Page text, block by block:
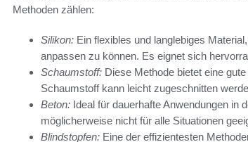
Methoden zählen:
Silikon: Ein flexibles und langlebiges
anpassen zu können. Es eignet sich
Schaumstoff: Diese Methode bietet eine
Schaumstoff kann leicht zugeschnitten
Beton: Ideal für dauerhafte Anwendungen in
möglicherweise nicht für alle Situationen
Blindstopfen: Eine der effizientesten